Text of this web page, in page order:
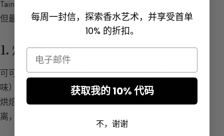
Tain-l’Hermitage进行烘焙。（这是法国生产商的做法，
但最大的生产商是瑞士的，详见上文。）
1. 烘焙
可可豆在140°C的烘焙锅中加热18至20分钟（散发醋
味）。烘焙完成最后的干燥过程并激发可可豆的芳香。
烘焙后的可可豆被碾碎：一台大型机器将豆壳与豆仁分
离，并将豆仁碾成小块。
每周一封信，探索香水艺术，并享受首单
10% 的折扣。
Email
获取我的 10% 代码
不，谢谢